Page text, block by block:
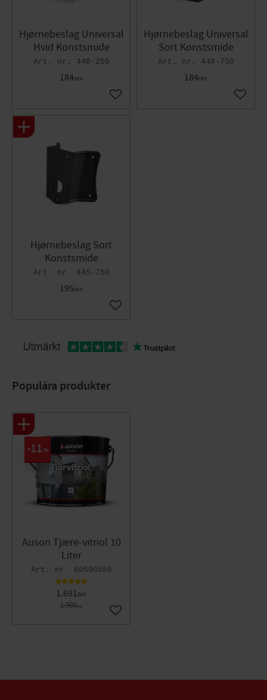
Hjørnebeslag Universal
Hvid Konstsmide
448-250
184DKK
Gem som favorit
Hjørnebeslag Universal
Sort Konstsmide
448-750
184DKK
Gem
Hjørnebeslag Sort
Konstsmide
445-750
195DKK
Gem som favorit
Populära produkter
Auson Tjære-vitriol 10
Liter
60590556
1.691DKK
1.900DKK
11 %
Gem som favorit